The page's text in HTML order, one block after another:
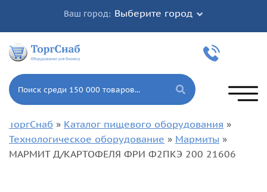
Ваш город: Выберите город
ТоргСнаб » Каталог пищевого оборудования »
Технологическое оборудование » Мармиты »
МАРМИТ Д/КАРТОФЕЛЯ ФРИ Ф2ПКЭ 200 21606